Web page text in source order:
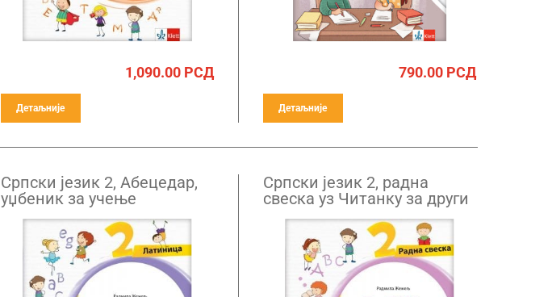
1,090.00РСД
Детаљније
790.00РСД
Детаљније
Српски језик 2, Абецедар,
уџбеник за учење
латинице за други разред
Српски језик 2, радна
свеска уз Читанку за други
разред